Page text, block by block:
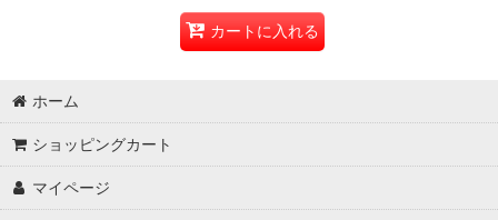
カートに入れる
ホーム
ショッピングカート
マイページ